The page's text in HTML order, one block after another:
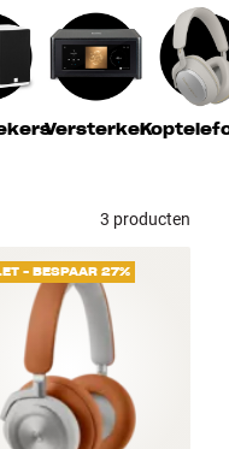
Versterker
3 producten
- BESPAAR 27%